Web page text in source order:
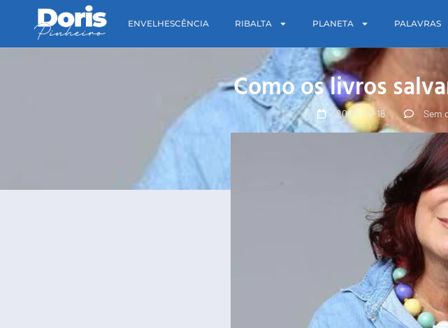
ENVELHESCÊNCIA RIBALTA PLANETA PALAVRAS
Como os livros
2026-06-18 Sem